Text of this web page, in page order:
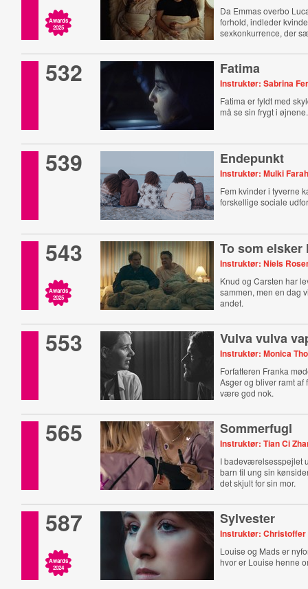
Awards
2025
Da Emmas overbo
forhold, indleder
sexkonkurrence, der
532 Fatima
Instruktør: Sabrina
Fatima er fyldt med
må se sin frygt i øjnene.
539 Endepunkt
Instruktør: Mulki
Fem kvinder i tyverne
forskellige sociale
543
Awards
2025
To som elsker
Instruktør: Niels
Knud og Carsten har
sammen, men en dag
andet.
553 Vulva vulva
Instruktør: Monica
Forfatteren Franka
Asger og bliver ramt af
være god nok.
565 Sommerfugl
Instruktør: Tian Ci
I badeværelsesspejlet
barn til ung sin
det skjult for sin mor.
587
Awards
2024
Sylvester
Instruktør: Christoffer
Louise og Mads er
hvor er Louise henne